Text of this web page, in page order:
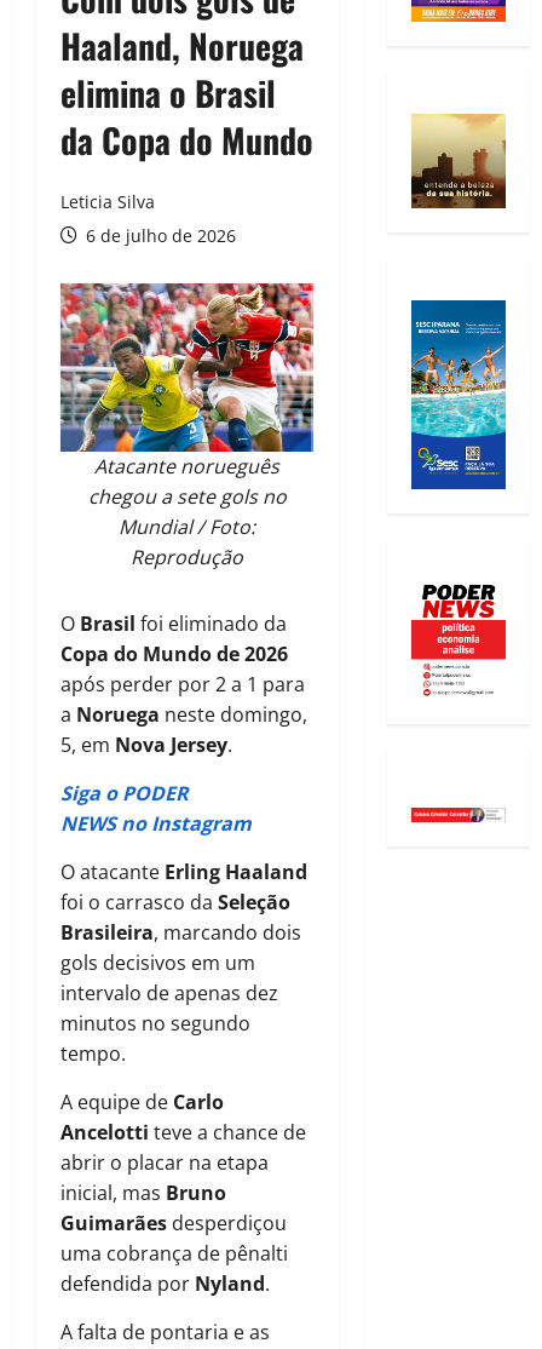
Haaland, Noruega
elimina o Brasil
da Copa do Mundo
Leticia Silva
6 de julho de 2026
Atacante norueguês
chegou a sete gols no
Mundial / Foto:
Reprodução
O Brasil foi eliminado da
Copa do Mundo de 2026
após perder por 2 a 1 para
a Noruega neste domingo,
5, em Nova Jersey.
Siga o PODER
NEWS no Instagram
O atacante Erling Haaland
foi o carrasco da Seleção
Brasileira, marcando dois
gols decisivos em um
intervalo de apenas dez
minutos no segundo
tempo.
A equipe de Carlo
Ancelotti teve a chance de
abrir o placar na etapa
inicial, mas Bruno
Guimarães desperdiçou
uma cobrança de pênalti
defendida por Nyland.
A falta de pontaria e as